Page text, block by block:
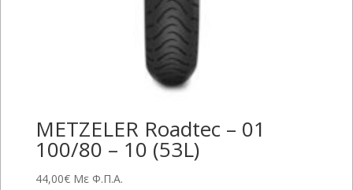
METZELER Roadtec – 01
100/80 – 10 (53L)
44,00€ Με Φ.Π.Α.